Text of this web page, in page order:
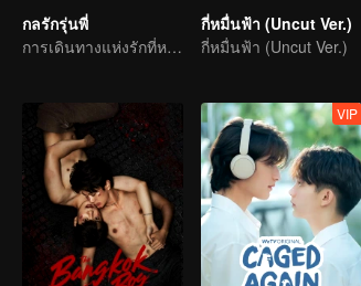
กลรักรุ่นพี่
การเดินทางแห่งรักที่หวานขม
กี่หมื่นฟ้า (Uncut Ver.)
กี่หมื่นฟ้า (Uncut Ver.)
VIP